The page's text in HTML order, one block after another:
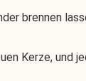
brennen
Kerze, und